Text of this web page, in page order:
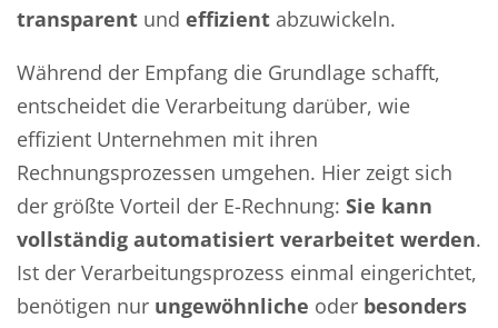
transparent und effizient abzuwickeln.
Während der Empfang die Grundlage schafft,
entscheidet die Verarbeitung darüber, wie
effizient Unternehmen mit ihren
Rechnungsprozessen umgehen. Hier zeigt sich
der größte Vorteil der E-Rechnung: Sie kann
vollständig automatisiert verarbeitet werden.
Ist der Verarbeitungsprozess einmal eingerichtet,
benötigen nur ungewöhnliche oder besonders